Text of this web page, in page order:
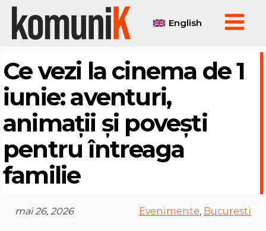
English
Ce vezi la cinema de 1
iunie: aventuri,
animații și povești
pentru întreaga
familie
mai 26, 2026 Evenimente, Bucuresti